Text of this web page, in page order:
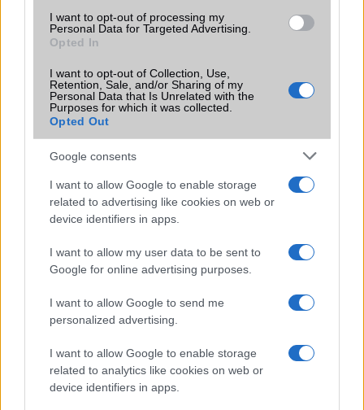
I want to opt-out of processing my
Personal Data for Targeted Advertising.
Opted In
I want to opt-out of Collection, Use,
Retention, Sale, and/or Sharing of my
Personal Data that Is Unrelated with the
Purposes for which it was collected.
Opted Out
Google consents
I want to allow Google to enable storage
related to advertising like cookies on web or
device identifiers in apps.
I want to allow my user data to be sent to
Google for online advertising purposes.
I want to allow Google to send me
personalized advertising.
I want to allow Google to enable storage
related to analytics like cookies on web or
device identifiers in apps.
KAPCSOLÓDÓ HÍREK
Íme a hivatalos Galaxy S21, S21 + és S21 Ultra előzetesek
Meglepetés: előrendelhető a Galaxy S21 család!
Ezekkel a tokokkal védd a Galaxy S21-et!
Színek tömkelegével jönnek az új Samsungok
Az olcsóbb S21-ek van, amiben jobbak az Ultránál!
Nem könnyű az S21 Ultrát szerelni
5 dolog, amiben rosszabb lett a Galaxy S21
További hírek